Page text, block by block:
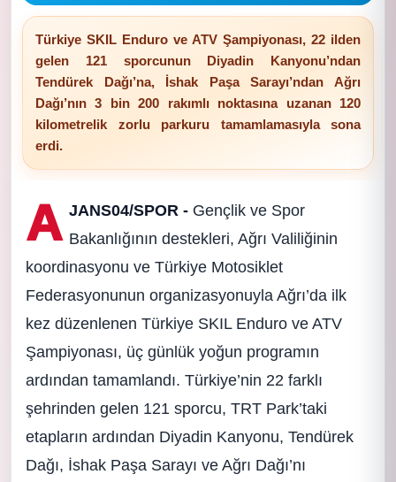
Türkiye SKIL Enduro ve ATV Şampiyonası, 22 ilden
gelen 121 sporcunun Diyadin Kanyonu’ndan
Tendürek Dağı’na, İshak Paşa Sarayı’ndan Ağrı
Dağı’nın 3 bin 200 rakımlı noktasına uzanan 120
kilometrelik zorlu parkuru tamamlamasıyla sona
erdi.
A JANS04/SPOR - Gençlik ve Spor
Bakanlığının destekleri, Ağrı Valiliğinin
koordinasyonu ve Türkiye Motosiklet
Federasyonunun organizasyonuyla Ağrı’da ilk
kez düzenlenen Türkiye SKIL Enduro ve ATV
Şampiyonası, üç günlük yoğun programın
ardından tamamlandı. Türkiye’nin 22 farklı
şehrinden gelen 121 sporcu, TRT Park’taki
etapların ardından Diyadin Kanyonu, Tendürek
Dağı, İshak Paşa Sarayı ve Ağrı Dağı’nı